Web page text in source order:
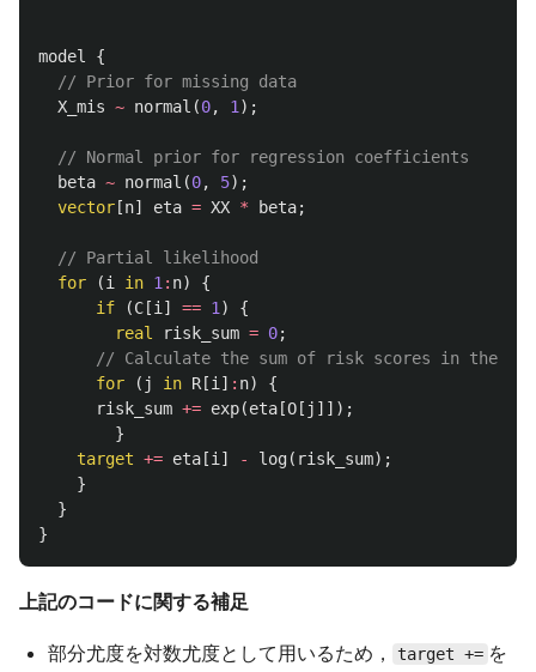
model
{
// Prior for missing data
X_mis ~ normal (0, 1 );
// Normal prior for regression coefficients
beta ~ normal (0, 5);
vector [n] eta = XX * beta;
// Partial likelihood
for
(i in 1 : n)
{
if
(C [i ] == 1 )
{
real
risk_sum = 0;
// Calculate the sum of risk scores in the
for
( j in R [i ] : n)
{
risk_sum += exp(eta [O [ j ]]);
}
target += eta [i ] - log( risk_sum);
}
}
}
上記のコードに関する補足
部分尤度を対数尤度として用いるため， target += を